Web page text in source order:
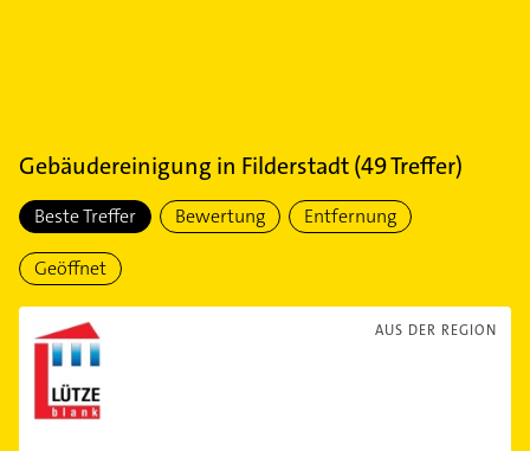
Gebäudereinigung in Filderstadt(49Treffer)
Beste Treffer Bewertung Entfernung
Geöffnet
AUS DER REGION